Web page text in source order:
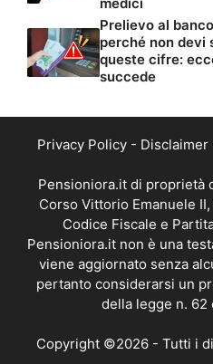
Prelievo al
perché non devi
queste cifre:
succede
Privacy Policy - Disclaimer
Pensioniora.it di proprietà
Corso Vittorio Emanuele
Codice Fiscale e
Pensioniora.it non è una
viene aggiornato senza
pertanto considerarsi un
della legge n. 62
Copyright ©2026 - Tutti i